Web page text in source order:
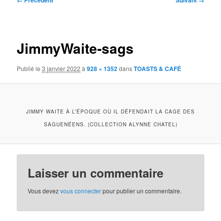
JimmyWaite-sags
Publié le3 janvier 2022 à928 × 1352dansTOASTS & CAFÉ
JIMMY WAITE À L’ÉPOQUE OÙ IL DÉFENDAIT LA CAGE DES
SAGUENÉENS. (COLLECTION ALYNNE CHATEL)
Laisser un commentaire
Vous devezvous connecterpour publier un commentaire.